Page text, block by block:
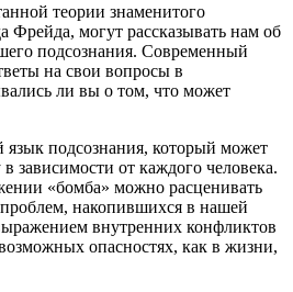
теории знаменитого
Фрейда, могут рассказывать нам об
подсознания. Современный
на свои вопросы в
ли вы о том, что может
подсознания, который может
зависимости от каждого человека.
«бомба» можно расценивать
накопившихся в нашей
внутренних конфликтов
опасностях, как в жизни,